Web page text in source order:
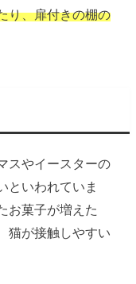
り、扉付きの棚の
スやイースターの
といわれていま
お菓子が増えた
猫が接触しやすい